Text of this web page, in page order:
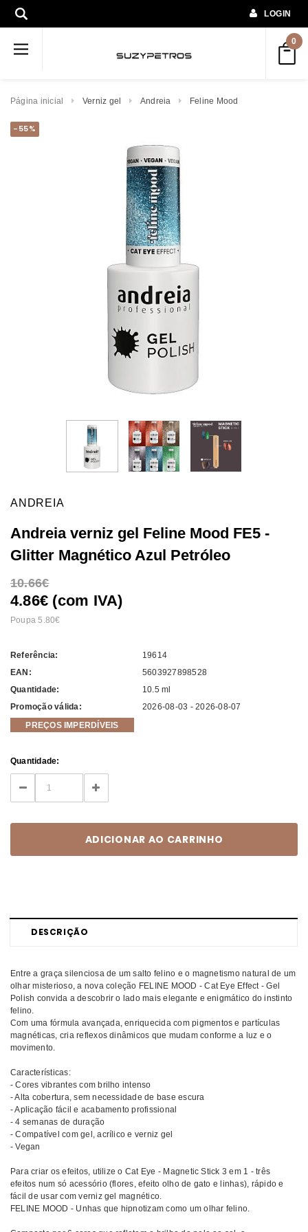
LOGIN
0
Página inicial Verniz gel Andreia Feline Mood
-55%
ANDREIA
Andreia verniz gel Feline Mood FE5 -
Glitter Magnético Azul Petróleo
10.66
4.86€ (com IVA)
Poupa 5.80
Referência:
19614
EAN:
5603927898528
Quantidade:
10.5 ml
Promoção válida:
2026-08-03 - 2026-08-07
PREÇOS IMPERDÍVEIS
Current
Stock:
Quantidade:
DECREASE
QUANTITY:
INCREASE
QUANTITY:
DESCRIÇÃO
Entre a graça silenciosa de um salto felino e o magnetismo natural de um
olhar misterioso, a nova coleção FELINE MOOD - Cat Eye Effect - Gel
Polish convida a descobrir o lado mais elegante e enigmático do instinto
felino.
Com uma fórmula avançada, enriquecida com pigmentos e partículas
magnéticas, cria reflexos dinâmicos que mudam conforme a luz e o
movimento.
Características:
- Cores vibrantes com brilho intenso
- Alta cobertura, sem necessidade de base escura
- Aplicação fácil e acabamento profissional
- 4 semanas de duração
- Compatível com gel, acrílico e verniz gel
- Vegan
Para criar os efeitos, utilize o Cat Eye - Magnetic Stick 3 em 1 - três
efeitos num só acessório (flores, efeito olho de gato e linhas), rápido e
fácil de usar com verniz gel magnético.
FELINE MOOD - Unhas que hipnotizam como um olhar felino.